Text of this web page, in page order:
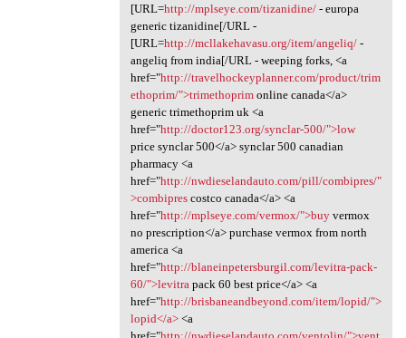
[URL=http://mplseye.com/tizanidine/- europa
generic tizanidine[/URL -
[URL=http://mcllakehavasu.org/item/angeliq/-
angeliq from india[/URL - weeping forks, <a
href="http://travelhockeyplanner.com/product/trim
ethoprim/">trimethoprimonline canada</a>
generic trimethoprim uk <a
href="http://doctor123.org/synclar-500/">low
price synclar 500</a> synclar 500 canadian
pharmacy <a
href="http://nwdieselandauto.com/pill/combipres/"
>combiprescostco canada</a> <a
href="http://mplseye.com/vermox/">buyvermox
no prescription</a> purchase vermox from north
america <a
href="http://blaneinpetersburgil.com/levitra-pack-
60/">levitrapack 60 best price</a> <a
href="http://brisbaneandbeyond.com/item/lopid/">
lopid</a><a